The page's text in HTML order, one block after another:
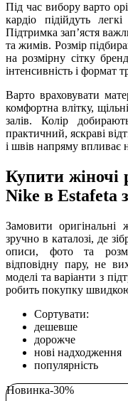
Під час вибору варто
кардіо підійдуть
Підтримка запʼястя
та жимів. Розмір
на розмірну сітку
інтенсивність і формат
Варто враховувати
комфортна влітку,
залів. Колір
практичний, яскраві
і швів напряму впливає
Купити жіночі
Nike в Estafeta
Замовити оригінальні
зручно в каталозі, де
описи, фото та
відповідну пару, не
моделі та варіанти з
робить покупку
Сортувати:
дешевше
дорожче
нові надходження
популярність
Новинка-30%